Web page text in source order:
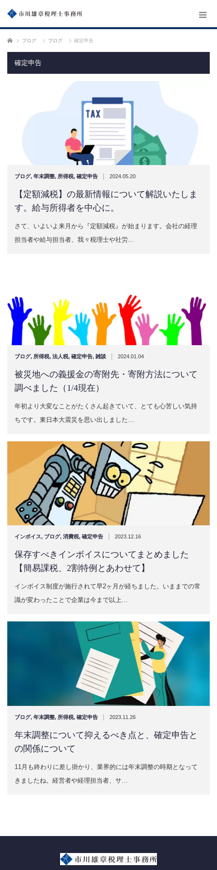
ホーム ブログ ブログ 確定申告
確定申告
ブログ, 年末調整, 所得税, 確定申告 | 2024.05.20
【定額減税】の最新情報について解説いたしま
す。給与所得者を中心に。
さて、いよいよ来月から『定額減税』が始まります。会社の経理
担当者や給与担当者、我々税理士や社労…
ブログ, 所得税, 法人税, 確定申告, 雑談 | 2024.01.04
被災地への義援金の寄附先・寄附方法について
調べました（1/4現在）
年初より大変なことがたくさん起きていて、とても心苦しい気持
ちです。東日本大震災を思い出しました…
インボイス, ブログ, 消費税, 確定申告 | 2023.12.16
保存すべきインボイスについてまとめました
【簡易課税、2割特例とあわせて】
インボイス制度が施行されて早2ヶ月が経ちました。いままでの常
識が変わったことで企業は今まで以上…
ブログ, 年末調整, 所得税, 確定申告 | 2023.11.26
年末調整について抑えるべき点と、確定申告と
の関係について
11月も終わりに差し掛かり、業界的には年末調整の時期となって
きましたね。経営者や経理担当者、サ…